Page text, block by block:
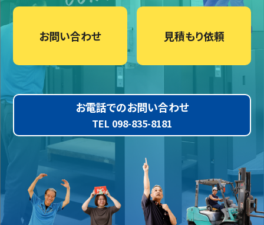
お問い合わせ 見積もり依頼
お電話でのお問い合わせ
TEL 098-835-8181